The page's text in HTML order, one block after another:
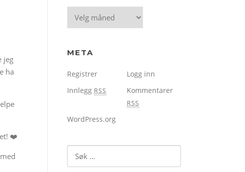
jeg
ha
❤️
Arkiv
META
Registrer
Logg inn
Innlegg RSS Kommentarer
RSS
WordPress.org